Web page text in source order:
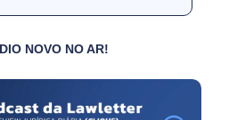
NOVO NO AR!